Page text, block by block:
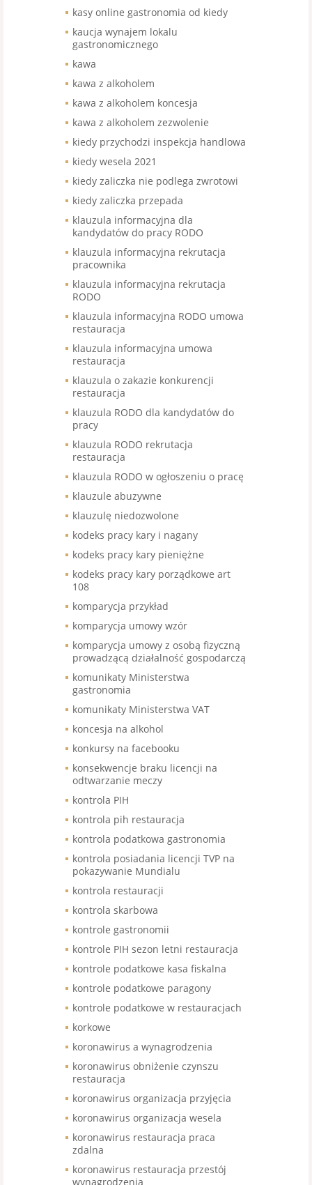
kasy online gastronomia od kiedy
kaucja wynajem lokalu
gastronomicznego
kawa
kawa z alkoholem
kawa z alkoholem koncesja
kawa z alkoholem zezwolenie
kiedy przychodzi inspekcja handlowa
kiedy wesela 2021
kiedy zaliczka nie podlega zwrotowi
kiedy zaliczka przepada
klauzula informacyjna dla
kandydatów do pracy RODO
klauzula informacyjna rekrutacja
pracownika
klauzula informacyjna rekrutacja
RODO
klauzula informacyjna RODO umowa
restauracja
klauzula informacyjna umowa
restauracja
klauzula o zakazie konkurencji
restauracja
klauzula RODO dla kandydatów do
pracy
klauzula RODO rekrutacja
restauracja
klauzula RODO w ogłoszeniu o pracę
klauzule abuzywne
klauzulę niedozwolone
kodeks pracy kary i nagany
kodeks pracy kary pieniężne
kodeks pracy kary porządkowe art
108
komparycja przykład
komparycja umowy wzór
komparycja umowy z osobą fizyczną
prowadzącą działalność gospodarczą
komunikaty Ministerstwa
gastronomia
komunikaty Ministerstwa VAT
koncesja na alkohol
konkursy na facebooku
konsekwencje braku licencji na
odtwarzanie meczy
kontrola PIH
kontrola pih restauracja
kontrola podatkowa gastronomia
kontrola posiadania licencji TVP na
pokazywanie Mundialu
kontrola restauracji
kontrola skarbowa
kontrole gastronomii
kontrole PIH sezon letni restauracja
kontrole podatkowe kasa fiskalna
kontrole podatkowe paragony
kontrole podatkowe w restauracjach
korkowe
koronawirus a wynagrodzenia
koronawirus obniżenie czynszu
restauracja
koronawirus organizacja przyjęcia
koronawirus organizacja wesela
koronawirus restauracja praca
zdalna
koronawirus restauracja przestój
wynagrodzenia